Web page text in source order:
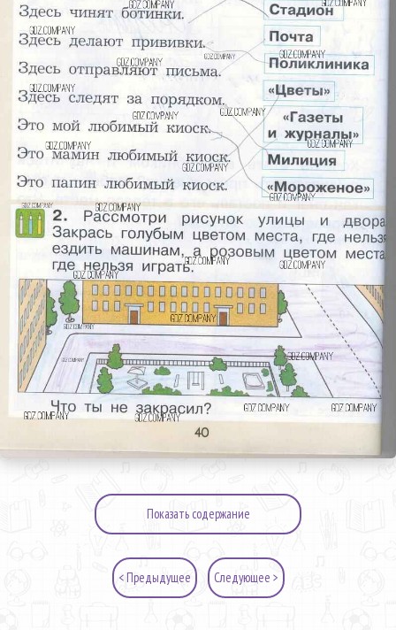
Показать содержание
< Предыдущее Следующее >